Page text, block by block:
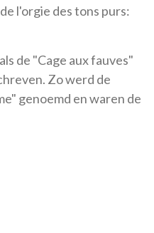
l'orgie des tons purs:
de "Cage aux fauves"
Zo werd de
genoemd en waren de